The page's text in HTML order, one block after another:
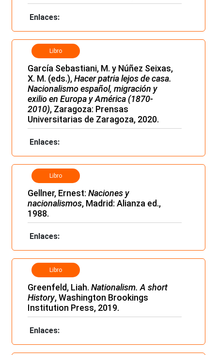
Enlaces:
Libro
García Sebastiani, M. y Núñez Seixas,
X. M. (eds.),Hacer patria lejos de casa.
Nacionalismo español, migración y
exilio en Europa y América (1870-
2010), Zaragoza: Prensas
Universitarias de Zaragoza, 2020.
Enlaces:
Libro
Gellner, Ernest: Naciones y
nacionalismos, Madrid: Alianza ed.,
1988.
Enlaces:
Libro
Greenfeld, Liah. Nationalism. A short
History, Washington Brookings
Institution Press, 2019.
Enlaces: